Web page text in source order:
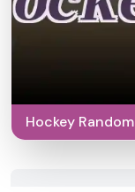
Hockey Random